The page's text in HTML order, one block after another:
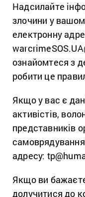
Надсилайте
злочини у
електронну
ознайомтеся з
робити це
Якщо у вас є
активістів,
представників
адресу:
Якщо ви
долучитися до